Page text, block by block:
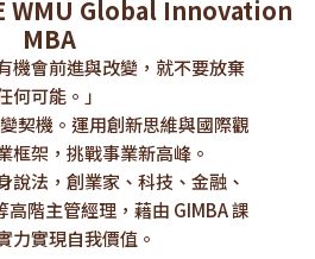
WMU Global Innovation
MBA
機會前進與改變，就不要放棄
何可能。」
契機。運用創新思維與國際觀
框架，挑戰事業新高峰。
說法，創業家、科技、金融、
階主管經理，藉由 GIMBA 課
力實現自我價值。